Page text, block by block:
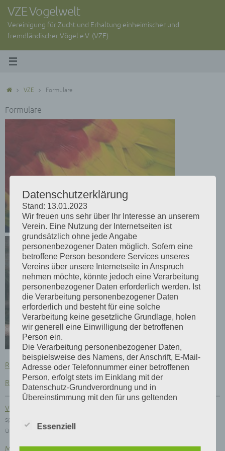
Inhalt
springen
VZE Vogelwelt
Vereinigung für Zucht und Erhaltung einheimischer und
fremdländischer Vögel e.V. (VZE)
StartVZE Formulare
Formulare
Ringbestellung 2027 Fa. Stengel(PDF)
Ringbestellung 2027 Fa. Oesieg (PDF)
VZE-Anmeldformular-Meisterschaft
speichern und per E-Mail versenden oder ausdrucken, ein Versand
über unsere Homepage ist nicht möglich)
Mitgliedsantrag-VZE(PDF)
Datenschutzerklärung
Stand: 13.01.2023
Wir freuen uns sehr über Ihr Interesse an unserem
Verein. Eine Nutzung der Internetseiten ist
grundsätzlich ohne jede Angabe
personenbezogener Daten möglich. Sofern eine
betroffene Person besondere Services unseres
Vereins über unsere Internetseite in Anspruch
nehmen möchte, könnte jedoch eine Verarbeitung
personenbezogener Daten erforderlich werden. Ist
die Verarbeitung personenbezogener Daten
erforderlich und besteht für eine solche
Verarbeitung keine gesetzliche Grundlage, holen
wir generell eine Einwilligung der betroffenen
Person ein.
Die Verarbeitung personenbezogener Daten,
beispielsweise des Namens, der Anschrift, E-Mail-
Adresse oder Telefonnummer einer betroffenen
Person, erfolgt stets im Einklang mit der
Datenschutz-Grundverordnung und in
Übereinstimmung mit den für uns geltenden
Verein die Öffentlichkeit über Art, Umfang und
verarbeiteten personenbezogenen Daten
Essenziell